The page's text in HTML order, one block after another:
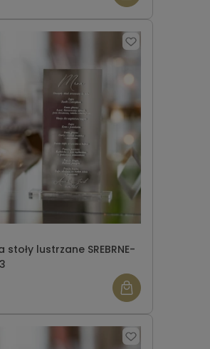
stoły lustrzane SREBRNE-